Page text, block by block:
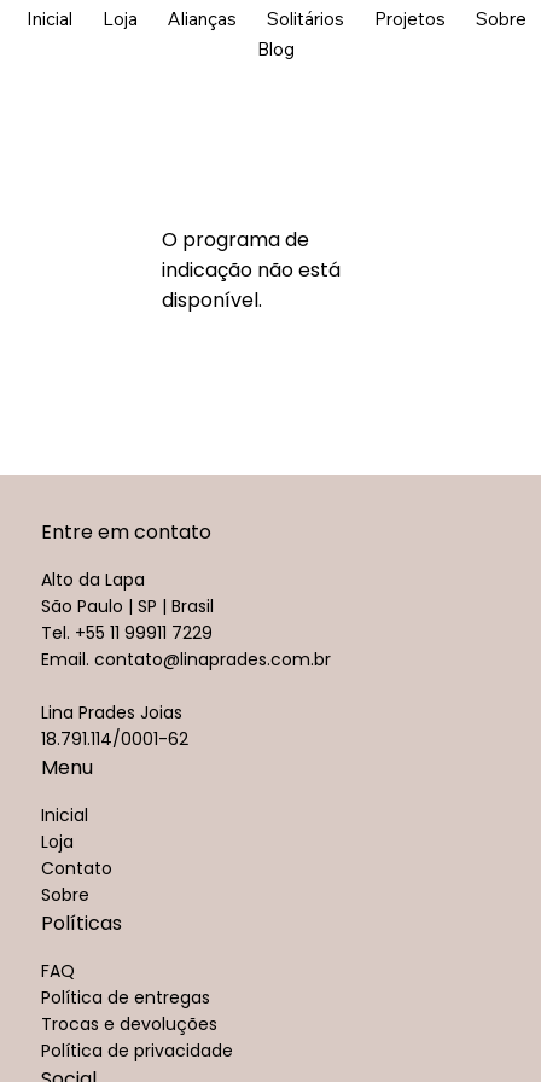
Inicial Loja Alianças Solitários Projetos
Sobre
Blog
O programa de
indicação não está
disponível.
Entre em contato
Alto da Lapa
São Paulo | SP | Brasil
Tel. +55 11 99911 7229
Email. contato@linaprades.com.br
Lina Prades Joias
18.791.114/0001-62
Menu
Inicial
Loja
Contato
Sobre
Políticas
FAQ
Política de entregas
Trocas e devoluções
Política de privacidade